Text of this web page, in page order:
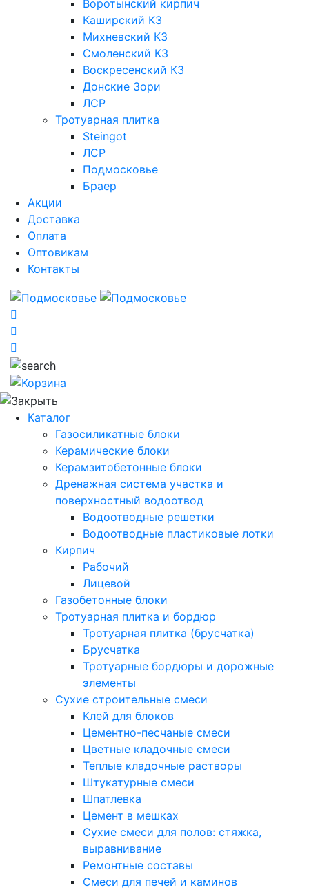
Воротынский кирпич
Каширский КЗ
Михневский КЗ
Смоленский КЗ
Воскресенский КЗ
Донские Зори
ЛСР
Тротуарная плитка
Steingot
ЛСР
Подмосковье
Браер
Акции
Доставка
Оплата
Оптовикам
Контакты
Каталог
Газосиликатные блоки
Керамические блоки
Керамзитобетонные блоки
Дренажная система участка и
поверхностный водоотвод
Водоотводные решетки
Водоотводные пластиковые лотки
Кирпич
Рабочий
Лицевой
Газобетонные блоки
Тротуарная плитка и бордюр
Тротуарная плитка (брусчатка)
Брусчатка
Тротуарные бордюры и дорожные
элементы
Сухие строительные смеси
Клей для блоков
Цементно-песчаные смеси
Цветные кладочные смеси
Теплые кладочные растворы
Штукатурные смеси
Шпатлевка
Цемент в мешках
Сухие смеси для полов: стяжка,
выравнивание
Ремонтные составы
Смеси для печей и каминов